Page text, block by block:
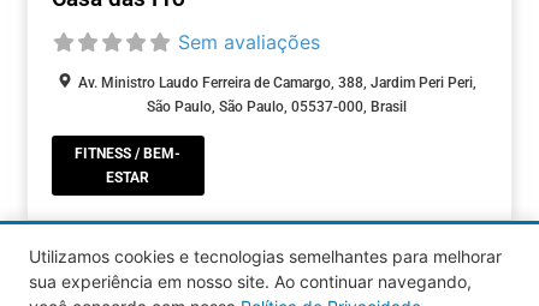
Sem avaliações
Av. Ministro Laudo Ferreira de Camargo, 388, Jardim Peri Peri,
São Paulo, São Paulo, 05537-000, Brasil
FITNESS / BEM-
ESTAR
1 … 8 Older posts
Utilizamos cookies e tecnologias semelhantes para melhorar
sua experiência em nosso site. Ao continuar navegando,